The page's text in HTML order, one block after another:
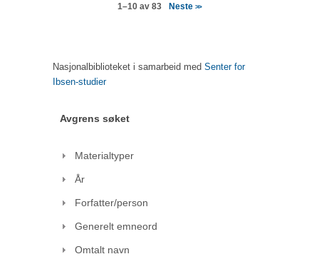
1–10 av 83 Neste>>
Nasjonalbiblioteket i samarbeid med Senter for
Ibsen-studier
Avgrens søket
Materialtyper
År
Forfatter/person
Generelt emneord
Omtalt navn